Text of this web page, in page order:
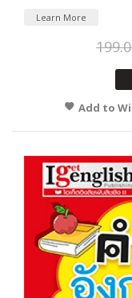
Learn More
Add to